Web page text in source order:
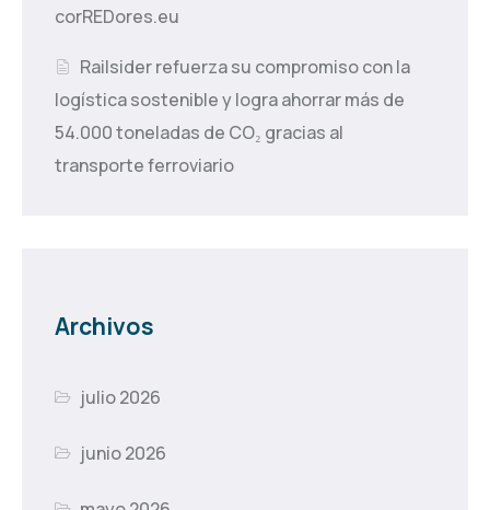
corREDores.eu
Railsider refuerza su compromiso con la
logística sostenible y logra ahorrar más de
54.000 toneladas de CO₂ gracias al
transporte ferroviario
Archivos
julio 2026
junio 2026